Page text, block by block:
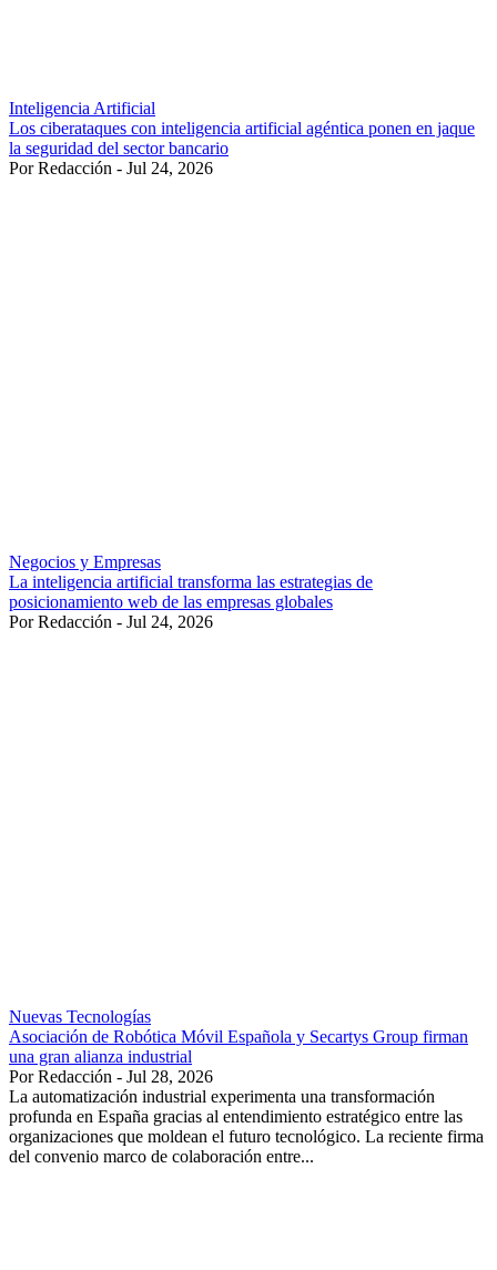
Inteligencia Artificial
Los ciberataques con inteligencia artificial agéntica ponen en jaque
la seguridad del sector bancario
Por Redacción - Jul 24, 2026
Negocios y Empresas
La inteligencia artificial transforma las estrategias de
posicionamiento web de las empresas globales
Por Redacción - Jul 24, 2026
Nuevas Tecnologías
Asociación de Robótica Móvil Española y Secartys Group firman
una gran alianza industrial
Por Redacción - Jul 28, 2026
La automatización industrial experimenta una transformación
profunda en España gracias al entendimiento estratégico entre las
organizaciones que moldean el futuro tecnológico. La reciente firma
del convenio marco de colaboración entre...